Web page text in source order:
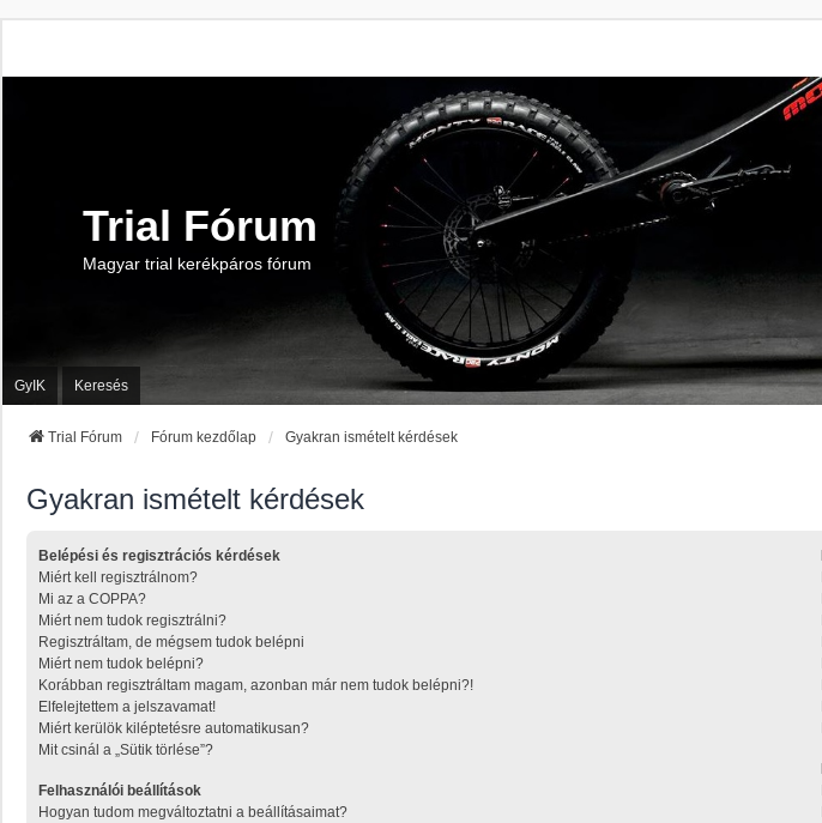
Trial Fórum
Magyar trial kerékpáros fórum
GyIK Keresés
Trial Fórum Fórum kezdőlap Gyakran ismételt kérdések
Gyakran ismételt kérdések
Belépési és regisztrációs kérdések
Miért kell regisztrálnom?
Mi az a COPPA?
Miért nem tudok regisztrálni?
Regisztráltam, de mégsem tudok belépni
Miért nem tudok belépni?
Korábban regisztráltam magam, azonban már nem tudok belépni?!
Elfelejtettem a jelszavamat!
Miért kerülök kiléptetésre automatikusan?
Mit csinál a „Sütik törlése”?
Felhasználói beállítások
Hogyan tudom megváltoztatni a beállításaimat?